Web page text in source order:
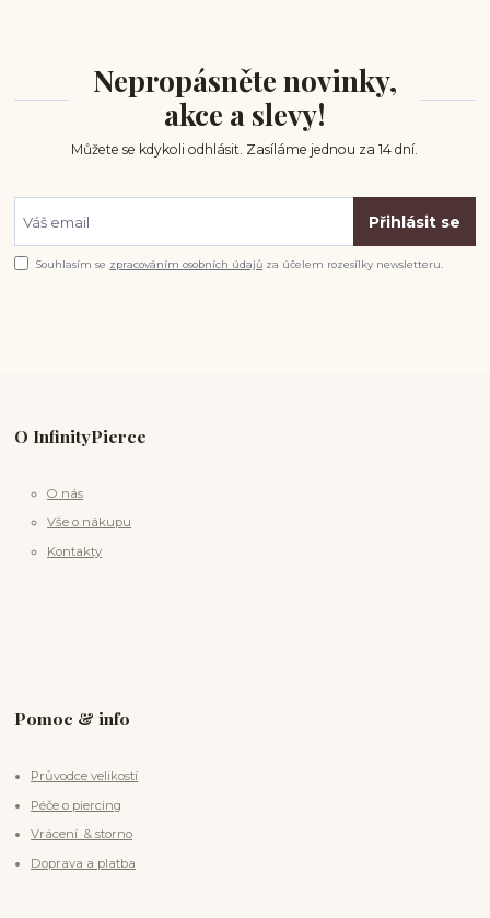
Nepropásněte novinky,
akce a slevy!
Můžete se kdykoli odhlásit. Zasíláme jednou za 14 dní.
Přihlásit se
Souhlasím se zpracováním osobních údajů za účelem rozesílky newsletteru.
O InfinityPierce
O nás
Vše o nákupu
Kontakty
Pomoc & info
Průvodce velikostí
Péče o piercing
Vrácení & storno
Doprava a platba